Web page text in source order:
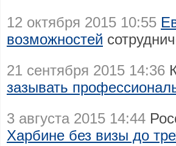
12 октября 2015 10:55
возможностей
21 сентября 2015 14:36
зазывать
3 августа 2015 14:44
Харбине без визы до